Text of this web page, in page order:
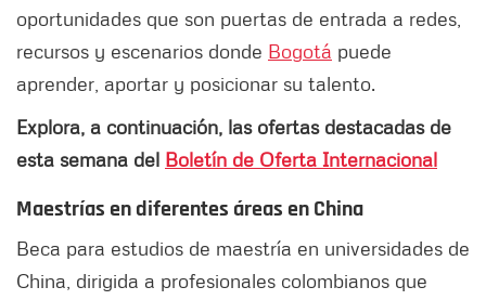
oportunidades que son puertas de entrada a redes,
recursos y escenarios donde Bogotá puede
aprender, aportar y posicionar su talento.
Explora, a continuación, las ofertas destacadas de
esta semana del Boletín de Oferta Internacional
Maestrías en diferentes áreas en China
Beca para estudios de maestría en universidades de
China, dirigida a profesionales colombianos que